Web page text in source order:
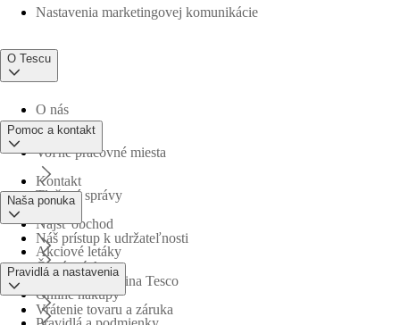
Nastavenia marketingovej komunikácie
O Tescu
O nás
Voľné pracovné miesta
Tlačové správy
Náš prístup k udržateľnosti
Obchodná skupina Tesco
Pomoc a kontakt
Kontakt
Nájsť obchod
Časté otázky
Vrátenie tovaru a záruka
Naša ponuka
Akciové letáky
Online nákupy
Pravidlá a nastavenia